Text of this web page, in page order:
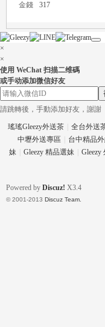
eez
金錢
317
×
×
使用 WeChat 扫描二维碼
或手动添加微信好友
請跳轉後，手動添加好友，謝謝
瑤瑤Gleezy外送茶 全台外送
中壢外送專區
台中精品
妹
Gleezy 精品選妹 Gleezy
Powered by Discuz! X3.4
© 2001-2013 Discuz Team.